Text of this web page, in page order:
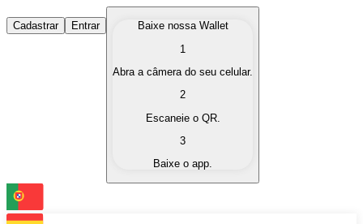
Comprar Criptomoedas
Compre as criptomoedas de seu interesse de forma
Converta suas criptomoedas em moeda fiduciária
Troque uma criptomoeda por outra
Cadastrar Entrar
Baixe nossa Wallet
1
Abra a câmera do seu celular.
2
Escaneie o QR.
3
Baixe o app.